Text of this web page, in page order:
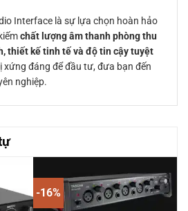
Interface là sự lựa chọn hoàn hảo
chất lượng âm thanh phòng thu
thiết kế tinh tế và độ tin cậy tuyệt
xứng đáng để đầu tư, đưa bạn đến
nghiệp.
-16%